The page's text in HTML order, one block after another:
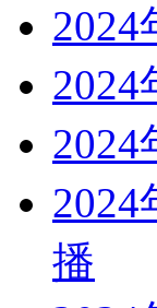
2024
2024
2024
2024
播